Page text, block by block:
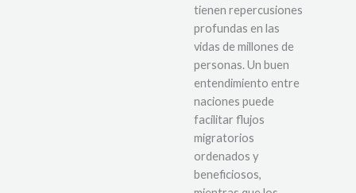
tienen repercusiones
profundas en las
vidas de millones de
personas. Un buen
entendimiento entre
naciones puede
facilitar flujos
migratorios
ordenados y
beneficiosos,